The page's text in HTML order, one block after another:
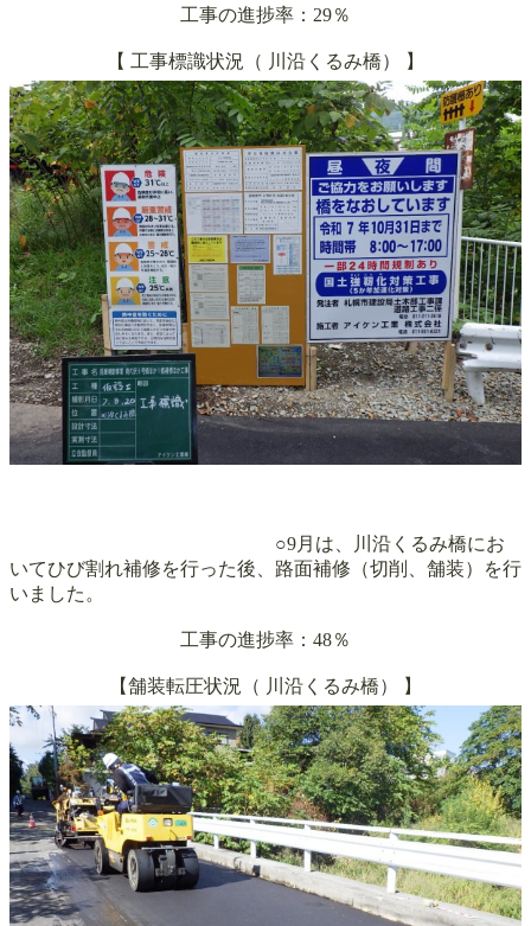
工事の進捗率：29％
【 工事標識状況（ 川沿くるみ橋） 】
○9月は、川沿くるみ橋にお
いてひび割れ補修を行った後、路面補修（切削、舗装）を行
いました。
工事の進捗率：48％
【舗装転圧状況（ 川沿くるみ橋） 】